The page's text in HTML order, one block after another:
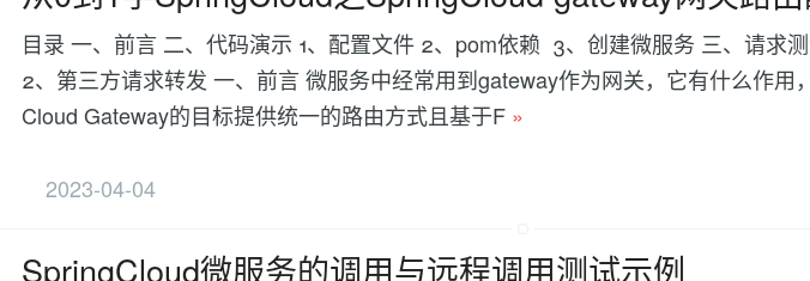
目录 一、前言 二、代码演示 1、配置文件 2、pom依赖 3、创建微服务 三、请求
2、第三方请求转发 一、前言 微服务中经常用到gateway作为网关，它有什么作用
Cloud Gateway的目标提供统一的路由方式且基于F »
2023-04-04
SpringCloud微服务的调用与远程调用测试示例